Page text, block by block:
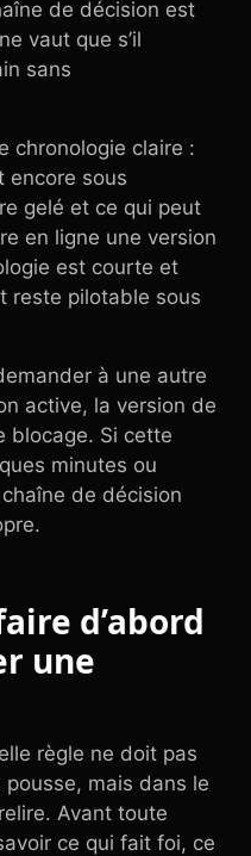
de décision est
vaut que s’il
sans
chronologie claire :
encore sous
gelé et ce qui peut
en ligne une version
est courte et
reste pilotable sous
à une autre
active, la version de
blocage. Si cette
minutes ou
de décision
d’abord
une
règle ne doit pas
pousse, mais dans le
Avant toute
ce qui fait foi, ce